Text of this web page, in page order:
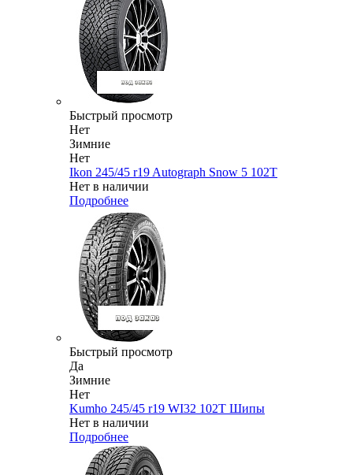
Быстрый просмотр
Нет
Зимние
Нет
Ikon 245/45 r19 Autograph Snow 5 102T
Нет в наличии
Подробнее
Быстрый просмотр
Да
Зимние
Нет
Kumho 245/45 r19 WI32 102T Шипы
Нет в наличии
Подробнее